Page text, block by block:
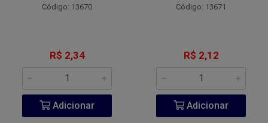
Código: 13670
R$ 2,34
Adicionar
Código: 13671
R$ 2,12
Adicionar